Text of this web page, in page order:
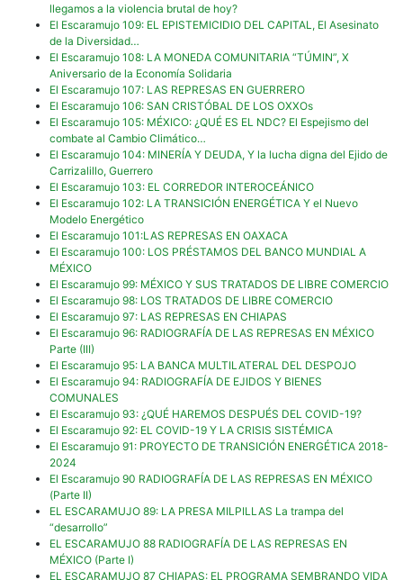
llegamos a la violencia brutal de hoy?
El Escaramujo 109: EL EPISTEMICIDIO DEL CAPITAL, El Asesinato
de la Diversidad…
El Escaramujo 108: LA MONEDA COMUNITARIA “TÚMIN”, X
Aniversario de la Economía Solidaria
El Escaramujo 107: LAS REPRESAS EN GUERRERO
El Escaramujo 106: SAN CRISTÓBAL DE LOS OXXOs
El Escaramujo 105: MÉXICO: ¿QUÉ ES EL NDC? El Espejismo del
combate al Cambio Climático…
El Escaramujo 104: MINERÍA Y DEUDA, Y la lucha digna del Ejido de
Carrizalillo, Guerrero
El Escaramujo 103: EL CORREDOR INTEROCEÁNICO
El Escaramujo 102: LA TRANSICIÓN ENERGÉTICA Y el Nuevo
Modelo Energético
El Escaramujo 101:LAS REPRESAS EN OAXACA
El Escaramujo 100: LOS PRÉSTAMOS DEL BANCO MUNDIAL A
MÉXICO
El Escaramujo 99: MÉXICO Y SUS TRATADOS DE LIBRE COMERCIO
El Escaramujo 98: LOS TRATADOS DE LIBRE COMERCIO
El Escaramujo 97: LAS REPRESAS EN CHIAPAS
El Escaramujo 96: RADIOGRAFÍA DE LAS REPRESAS EN MÉXICO
Parte (III)
El Escaramujo 95: LA BANCA MULTILATERAL DEL DESPOJO
El Escaramujo 94: RADIOGRAFÍA DE EJIDOS Y BIENES
COMUNALES
El Escaramujo 93: ¿QUÉ HAREMOS DESPUÉS DEL COVID-19?
El Escaramujo 92: EL COVID-19 Y LA CRISIS SISTÉMICA
El Escaramujo 91: PROYECTO DE TRANSICIÓN ENERGÉTICA 2018-
2024
El Escaramujo 90 RADIOGRAFÍA DE LAS REPRESAS EN MÉXICO
(Parte II)
EL ESCARAMUJO 89: LA PRESA MILPILLAS La trampa del
“desarrollo”
EL ESCARAMUJO 88 RADIOGRAFÍA DE LAS REPRESAS EN
MÉXICO (Parte I)
EL ESCARAMUJO 87 CHIAPAS: EL PROGRAMA SEMBRANDO VIDA